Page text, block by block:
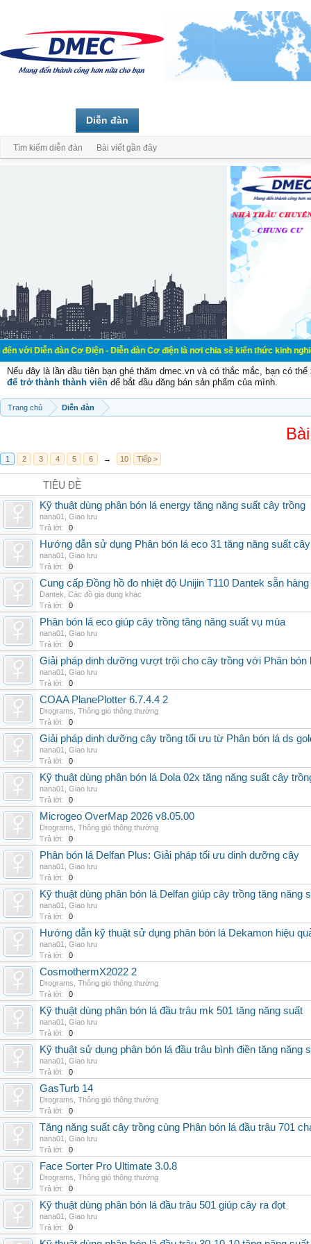
đàn Cơ Điện - Diễn đàn Cơ điện là nơi chia sẽ kiến thức kinh nghiệm
Nếu đây là lần đầu tiên bạn ghé thăm dmec.vn và có thắc mắc, bạn có
để trở thành thành viên để bắt đầu đăng bán sản phẩm của mình.
Trang chủ Diễn đàn
1 2 3 4 5 6 → 10 Tiếp >
TIÊU ĐỀ
Kỹ thuật dùng phân bón lá energy tăng năng suất cây trồng
nana01
Giao lưu
Trả lời:
0
Hướng dẫn sử dụng Phân bón lá eco 31 tăng năng suất cây
nana01
Giao lưu
Trả lời:
0
Cung cấp Đồng hồ đo nhiệt độ Unijin T110 Dantek sẵn
Dantek Các đồ gia dụng khác
Trả lời:
0
Phân bón lá eco giúp cây trồng tăng năng suất vụ mùa
nana01
Giao lưu
Trả lời:
0
Giải pháp dinh dưỡng vượt trội cho cây trồng với Phân bón
nana01
Giao lưu
Trả lời:
0
COAA PlanePlotter 6.7.4.4 2
Drograms Thông gió thông thường
Trả lời:
0
Giải pháp dinh dưỡng cây trồng tối ưu từ Phân bón lá ds
nana01
Giao lưu
Trả lời:
0
Kỹ thuật dùng phân bón lá Dola 02x tăng năng suất cây
nana01
Giao lưu
Trả lời:
0
Microgeo OverMap 2026 v8.05.00
Drograms Thông gió thông thường
Trả lời:
0
Phân bón lá Delfan Plus: Giải pháp tối ưu dinh dưỡng cây
nana01
Giao lưu
Trả lời:
0
Kỹ thuật dùng phân bón lá Delfan giúp cây trồng tăng năng
nana01
Giao lưu
Trả lời:
0
Hướng dẫn kỹ thuật sử dụng phân bón lá Dekamon hiệu
nana01
Giao lưu
Trả lời:
0
CosmothermX2022 2
Drograms Thông gió thông thường
Trả lời:
0
Kỹ thuật dùng phân bón lá đầu trâu mk 501 tăng năng suất
nana01
Giao lưu
Trả lời:
0
Kỹ thuật sử dụng phân bón lá đầu trâu bình điền tăng năng
nana01
Giao lưu
Trả lời:
0
GasTurb 14
Drograms Thông gió thông thường
Trả lời:
0
Tăng năng suất cây trồng cùng Phân bón lá đầu trâu 701
nana01
Giao lưu
Trả lời:
0
Face Sorter Pro Ultimate 3.0.8
Drograms Thông gió thông thường
Trả lời:
0
Kỹ thuật dùng phân bón lá đầu trâu 501 giúp cây ra đọt
nana01
Giao lưu
Trả lời:
0
Diễn đàn
Tìm kiếm diễn đàn Bài viết gần đây